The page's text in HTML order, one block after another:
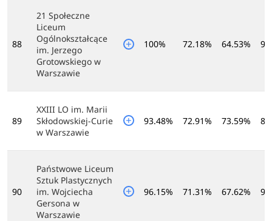
88
21 Społeczne
Liceum
Ogólnokształcące
im. Jerzego
Grotowskiego w
Warszawie
100% 72.18% 64.53%
89
XXIII LO im. Marii
Skłodowskiej-Curie
w Warszawie
93.48% 72.91% 73.59%
90
Państwowe Liceum
Sztuk Plastycznych
im. Wojciecha
Gersona w
Warszawie
96.15% 71.31% 67.62%